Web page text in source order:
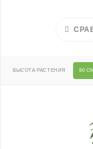
ВЫСОТА РАСТЕНИЯ 80 СМ